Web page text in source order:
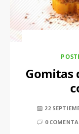
Gomitas
22
0